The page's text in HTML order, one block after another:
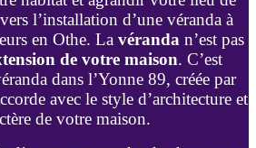
l’installation d’une véranda à
en Othe. La véranda n’est pas
de votre maison. C’est
dans l’Yonne 89, créée par
avec le style d’architecture et
de votre maison.